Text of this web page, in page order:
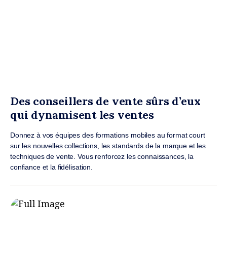
Des conseillers de vente sûrs d’eux
qui dynamisent les ventes
Donnez à vos équipes des formations mobiles au format court
sur les nouvelles collections, les standards de la marque et les
techniques de vente. Vous renforcez les connaissances, la
confiance et la fidélisation.